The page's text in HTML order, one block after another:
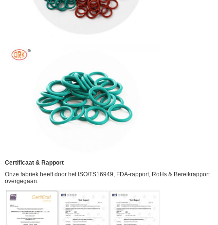
Certificaat & Rapport
Onze fabriek heeft door het ISO/TS16949, FDA-rapport, RoHs & Bereikrapport
overgegaan.